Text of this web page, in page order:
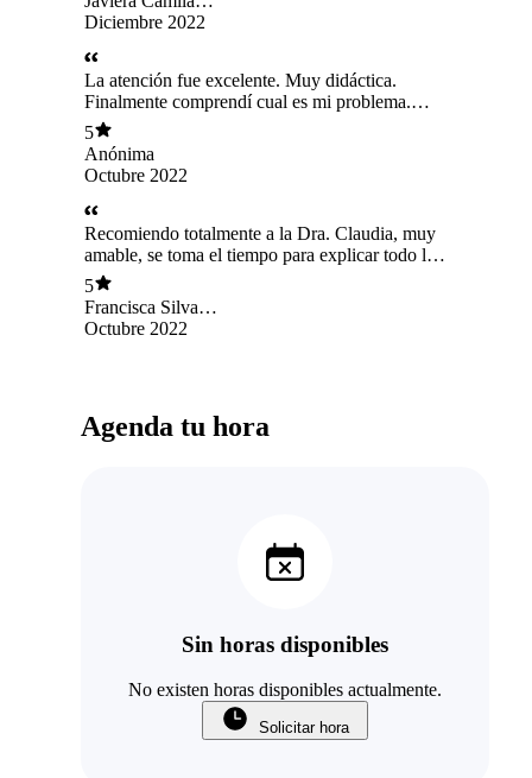
piensa en que no sea un gran impacto para el
bolsillo de la persona, desde los exámenes al tto.
Maulén Sepúlveda
Diciembre 2022
La atención fue excelente. Muy didáctica.
Finalmente comprendí cual es mi problema.
100% recomendable
5
Anónima
Octubre 2022
Recomiendo totalmente a la Dra. Claudia, muy
amable, se toma el tiempo para explicar todo lo
necesario.
5
Francisca Silva
Bevitt
Octubre 2022
Agenda tu hora
Sin horas disponibles
No existen horas disponibles actualmente.
Solicitar hora